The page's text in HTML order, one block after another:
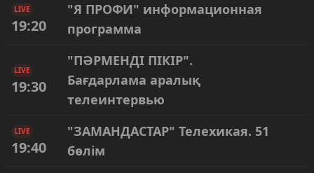
LIVE
19:20
"Я ПРОФИ" информационная
программа
LIVE
19:30
"ПӘРМЕНДІ ПІКІР".
Бағдарлама аралық
телеинтервью
LIVE
19:40
"ЗАМАНДАСТАР" Телехикая. 51
бөлім